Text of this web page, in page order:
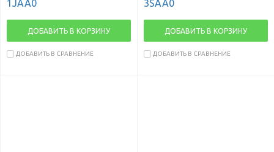
1JAA0
ДОБАВИТЬ В КОРЗИНУ
ДОБАВИТЬ В СРАВНЕНИЕ
3SAA0
ДОБАВИТЬ В КОРЗИНУ
ДОБАВИТЬ В СРАВНЕНИЕ